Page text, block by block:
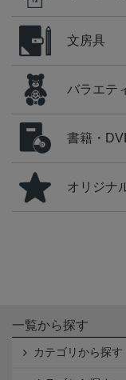
文房具
バラエテ
書籍・
オリジナ
一覧から探す
カテゴリから探す